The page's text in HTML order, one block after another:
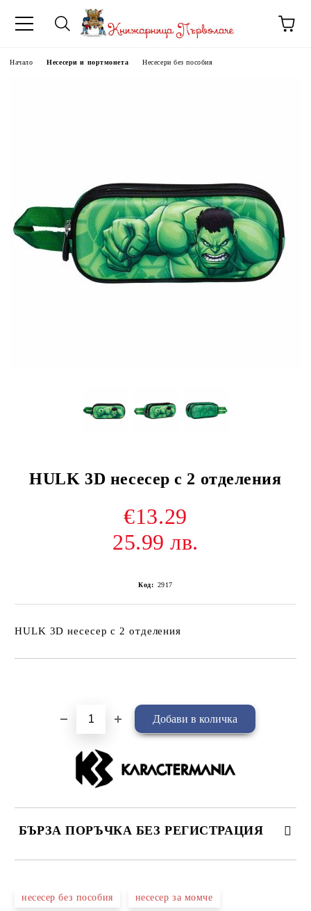
Начало Несесери и портмонета Несесери без пособия
HULK 3D несесер с 2 отделения
€13.29
25.99 лв.
Код: 2917
HULK 3D несесер с 2 отделения
БЪРЗА ПОРЪЧКА БЕЗ РЕГИСТРАЦИЯ
несесер без пособия несесер за момче